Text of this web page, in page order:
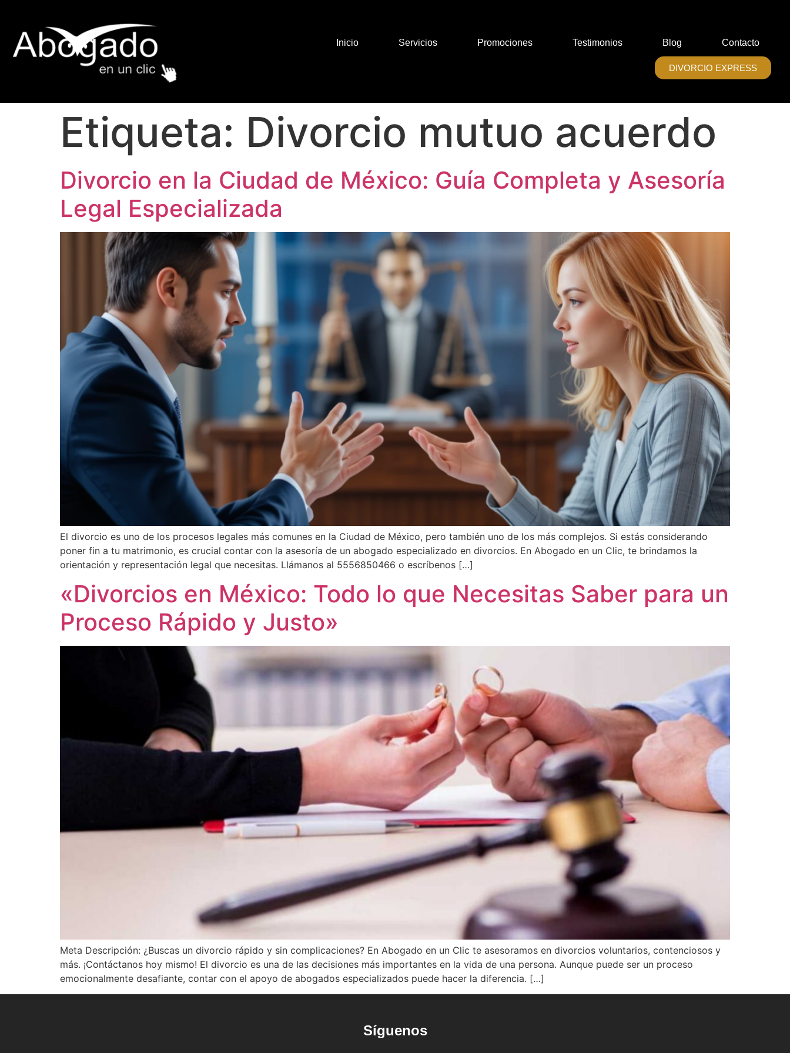
Inicio Servicios Promociones Testimonios Blog Contacto
DIVORCIO EXPRESS
Etiqueta: Divorcio mutuo acuerdo
Divorcio en la Ciudad de México: Guía Completa y Asesoría
Legal Especializada
El divorcio es uno de los procesos legales más comunes en la Ciudad de México, pero también uno de los más complejos. Si estás considerando
poner fin a tu matrimonio, es crucial contar con la asesoría de un abogado especializado en divorcios. En Abogado en un Clic, te brindamos la
orientación y representación legal que necesitas. Llámanos al 5556850466 o escríbenos […]
«Divorcios en México: Todo lo que Necesitas Saber para un
Proceso Rápido y Justo»
Meta Descripción: ¿Buscas un divorcio rápido y sin complicaciones? En Abogado en un Clic te asesoramos en divorcios voluntarios, contenciosos y
más. ¡Contáctanos hoy mismo! El divorcio es una de las decisiones más importantes en la vida de una persona. Aunque puede ser un proceso
emocionalmente desafiante, contar con el apoyo de abogados especializados puede hacer la diferencia. […]
Síguenos